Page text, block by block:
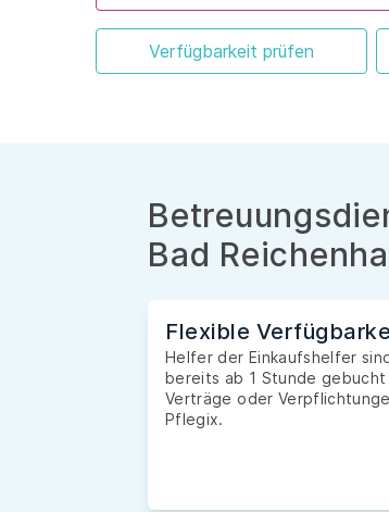
Verfügbarkeit prüfen
Bad
Flexible
Helfer der Einkaufshelfer
bereits ab 1 Stunde
Verträge oder
Pflegix.